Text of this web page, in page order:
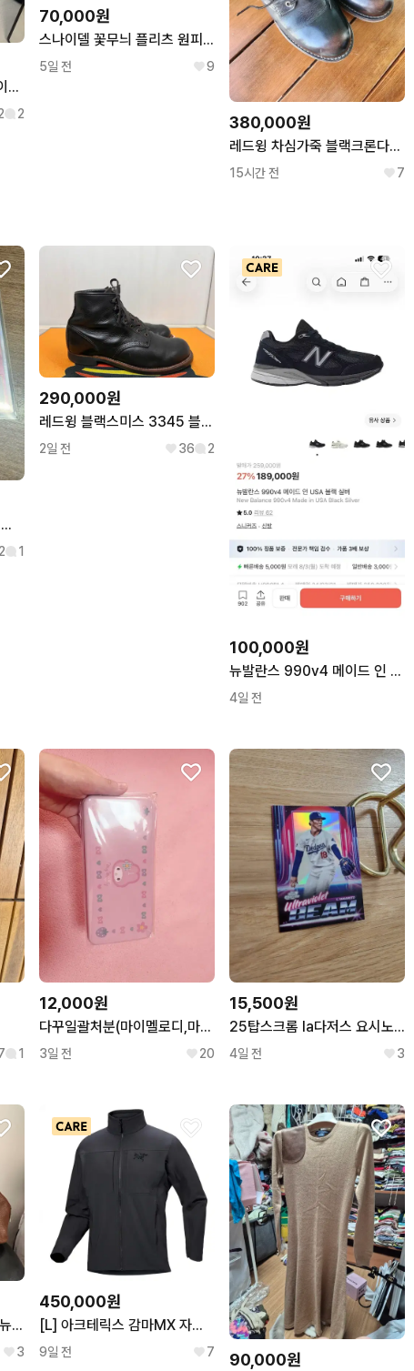
캐논데일 슈퍼식스에보 라이벌이탭 팝니다
2
70,000원
스나이델 꽃무늬 플리츠 원피스 핑크 일본 사이즈 0 스나계
5일 전 9
380,000원
레드윙 차심가죽 블랙크론다이크 9870
15시간 전 7
유희왕 길항승부 25주년시크릿레어
2 1
290,000원
레드윙 블랙스미스 3345 블랙 D8
2일 전 36 2
100,000원
뉴발란스 990v4 메이드 인 USA 블랙 실버
4일 전
1
12,000원
다꾸일괄처분(마이멜로디,마멜,키티,산리오,필통,파우치,씰스티커,마테
3일 전 20
15,500원
25탑스크롬 la다저스 요시노부 야마모토 인서트 야구카드
4일 전 3
정품 루이비통 수할리 랑제뉴 PM 토트백 가방 가로33
3
450,000원
[L] 아크테릭스 감마MX 자켓 블랙 판매합니다
9일 전 7 90,000원